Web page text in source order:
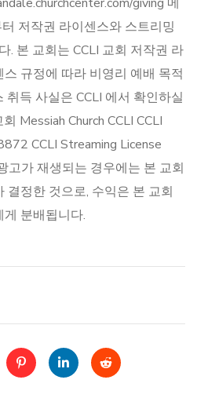
저작권 라이센스와 스트리밍
. 본 교회는 CCLI 교회 저작권 라
규정에 따라 비영리 예배 목적
득 사실은 CCLI 에서 확인하실
Messiah Church CCLI CCLI
CCLI Streaming License
가 재생되는 경우에는 본 교회
결정한 것으로, 수익은 본 교회
분배됩니다.